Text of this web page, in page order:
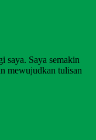
saya. Saya semakin
mewujudkan tulisan